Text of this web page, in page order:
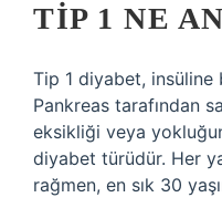
TIP 1 NE
Tip 1 diyabet, insüline
Pankreas tarafından
eksikliği veya
diyabet türüdür. Her
rağmen, en sık 30